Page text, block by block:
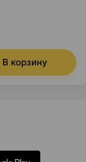
В корзину